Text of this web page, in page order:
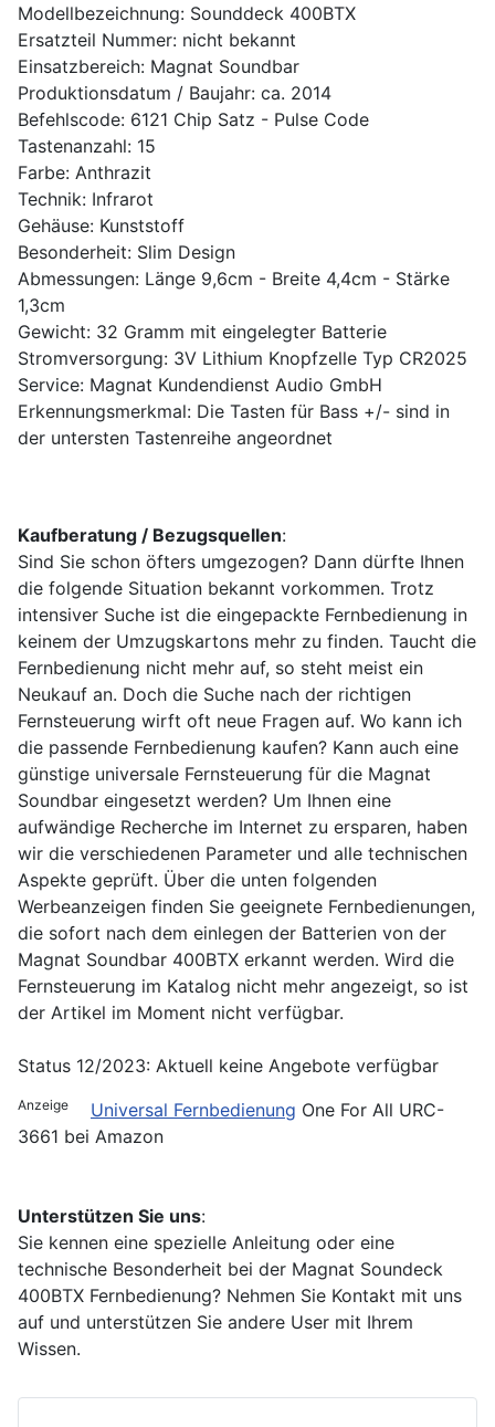
Modellbezeichnung: Sounddeck 400BTX
Ersatzteil Nummer: nicht bekannt
Einsatzbereich: Magnat Soundbar
Produktionsdatum / Baujahr: ca. 2014
Befehlscode: 6121 Chip Satz - Pulse Code
Tastenanzahl: 15
Farbe: Anthrazit
Technik: Infrarot
Gehäuse: Kunststoff
Besonderheit: Slim Design
Abmessungen: Länge 9,6cm - Breite 4,4cm - Stärke
1,3cm
Gewicht: 32 Gramm mit eingelegter Batterie
Stromversorgung: 3V Lithium Knopfzelle Typ CR2025
Service: Magnat Kundendienst Audio GmbH
Erkennungsmerkmal: Die Tasten für Bass +/- sind in
der untersten Tastenreihe angeordnet
Kaufberatung / Bezugsquellen:
Sind Sie schon öfters umgezogen? Dann dürfte Ihnen
die folgende Situation bekannt vorkommen. Trotz
intensiver Suche ist die eingepackte Fernbedienung in
keinem der Umzugskartons mehr zu finden. Taucht die
Fernbedienung nicht mehr auf, so steht meist ein
Neukauf an. Doch die Suche nach der richtigen
Fernsteuerung wirft oft neue Fragen auf. Wo kann ich
die passende Fernbedienung kaufen? Kann auch eine
günstige universale Fernsteuerung für die Magnat
Soundbar eingesetzt werden? Um Ihnen eine
aufwändige Recherche im Internet zu ersparen, haben
wir die verschiedenen Parameter und alle technischen
Aspekte geprüft. Über die unten folgenden
Werbeanzeigen finden Sie geeignete Fernbedienungen,
die sofort nach dem einlegen der Batterien von der
Magnat Soundbar 400BTX erkannt werden. Wird die
Fernsteuerung im Katalog nicht mehr angezeigt, so ist
der Artikel im Moment nicht verfügbar.
Status 12/2023: Aktuell keine Angebote verfügbar
Anzeige Universal Fernbedienung One For All URC-
3661 bei Amazon
Unterstützen Sie uns:
Sie kennen eine spezielle Anleitung oder eine
technische Besonderheit bei der Magnat Soundeck
400BTX Fernbedienung? Nehmen Sie Kontakt mit uns
auf und unterstützen Sie andere User mit Ihrem
Wissen.